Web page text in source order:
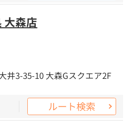
大森店
井3-35-10 大森Gスクエア2F
ルート検索